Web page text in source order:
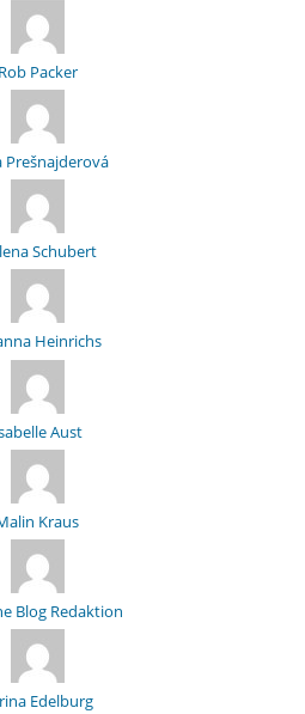
Rob Packer
Prešnajderová
Schubert
Heinrichs
Aust
Kraus
Blog Redaktion
Edelburg